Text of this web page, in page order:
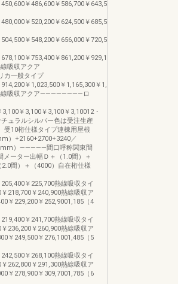
￥486,600￥586,700￥643,500￥710,600
￥520,200￥624,500￥685,500￥756,800
￥548,200￥656,000￥720,500￥795,3003,585（12
￥753,400￥861,200￥929,100￥1,013,200
吸収アクア
一般タイプ
￥1,023,500￥1,165,300￥1,267,200￥1,385,400
吸収アクア――――――――ロ
￥3,100￥3,100￥3,10012・
ラルシルバー色は受注生産
受10桁仕様タイプ連棟用屋根
）+2160+2700+3240／
mm）―――――間口呼称関東間
メーター出幅Ｄ＋（1.0間）＋
間）＋（4000）自在桁仕様
￥225,700熱線吸収タイ
218,700￥240,900熱線吸収ア
￥229,200￥252,9001,185（4
￥241,700熱線吸収タイ
236,200￥260,900熱線吸収ア
￥249,500￥276,1001,485（5
￥268,100熱線吸収タイ
262,800￥291,300熱線吸収ア
￥278,900￥309,7001,785（6